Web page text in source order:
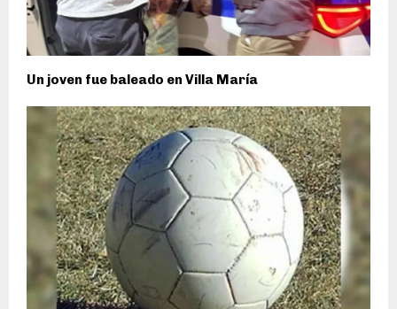
Un joven fue baleado en Villa María